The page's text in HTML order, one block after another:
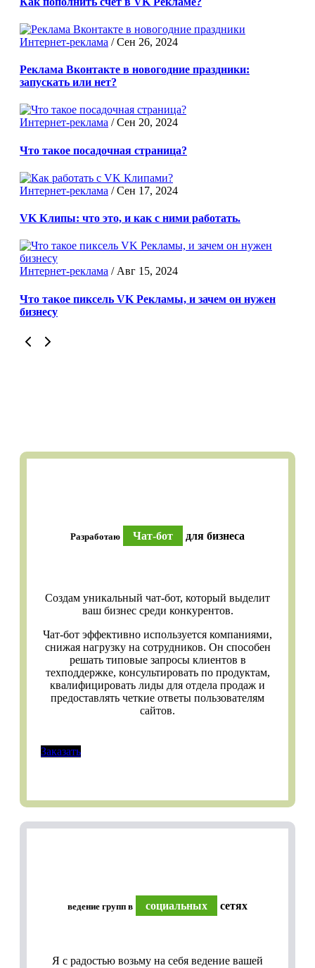
Интернет-реклама /Сен 26, 2024
Реклама Вконтакте в новогодние праздники:
запускать или нет?
Интернет-реклама /Сен 20, 2024
Что такое посадочная страница?
Интернет-реклама /Сен 17, 2024
VK Клипы: что это, и как с ними работать.
Интернет-реклама /Авг 15, 2024
Что такое пиксель VK Рекламы, и зачем он нужен
бизнесу
Разработаю Чат-бот для бизнеса
Создам уникальный чат-бот, который выделит
ваш бизнес среди конкурентов.
Чат-бот эффективно используется компаниями,
снижая нагрузку на сотрудников. Он способен
решать типовые запросы клиентов в
техподдержке, консультировать по продуктам,
квалифицировать лиды для отдела продаж и
предоставлять четкие ответы пользователям
сайтов.
Заказать
ведение групп в социальных сетях
Я с радостью возьму на себя ведение вашей